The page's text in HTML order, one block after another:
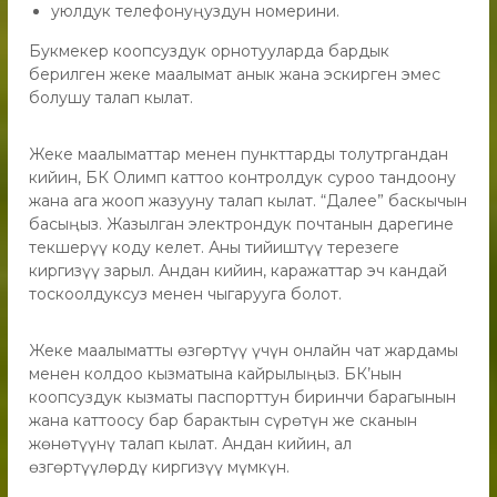
уюлдук телефонуңуздун номерини.
Букмекер коопсуздук орнотууларда бардык
берилген жеке маалымат анык жана эскирген эмес
болушу талап кылат.
Жеке маалыматтар менен пункттарды толутргандан
кийин, БК Олимп каттоо контролдук суроо тандоону
жана ага жооп жазууну талап кылат. “Далее” баскычын
басыңыз. Жазылган электрондук почтанын дарегине
текшерүү коду келет. Аны тийиштүү терезеге
киргизүү зарыл. Андан кийин, каражаттар эч кандай
тоскоолдуксуз менен чыгарууга болот.
Жеке маалыматты өзгөртүү үчүн онлайн чат жардамы
менен колдоо кызматына кайрылыңыз. БК’нын
коопсуздук кызматы паспорттун биринчи барагынын
жана каттоосу бар барактын сүрөтүн же сканын
жөнөтүүнү талап кылат. Андан кийин, ал
өзгөртүүлөрдү киргизүү мүмкүн.